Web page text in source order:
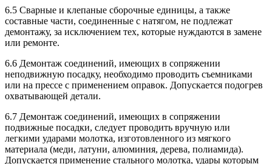
6.5 Сварные и клепаные сборочные единицы, а также
составные части, соединенные с натягом, не подлежат
демонтажу, за исключением тех, которые нуждаются в замене
или ремонте.
6.6 Демонтаж соединений, имеющих в сопряжении
неподвижную посадку, необходимо проводить съемниками
или на прессе с применением оправок. Допускается подогрев
охватывающей детали.
6.7 Демонтаж соединений, имеющих в сопряжении
подвижные посадки, следует проводить вручную или
легкими ударами молотка, изготовленного из мягкого
материала (меди, латуни, алюминия, дерева, полиамида).
Допускается применение стального молотка, удары которым